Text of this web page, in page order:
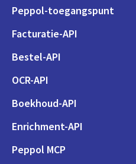
Peppol-toegangspunt
Facturatie-API
Bestel-API
OCR-API
Boekhoud-API
Enrichment-API
Peppol MCP